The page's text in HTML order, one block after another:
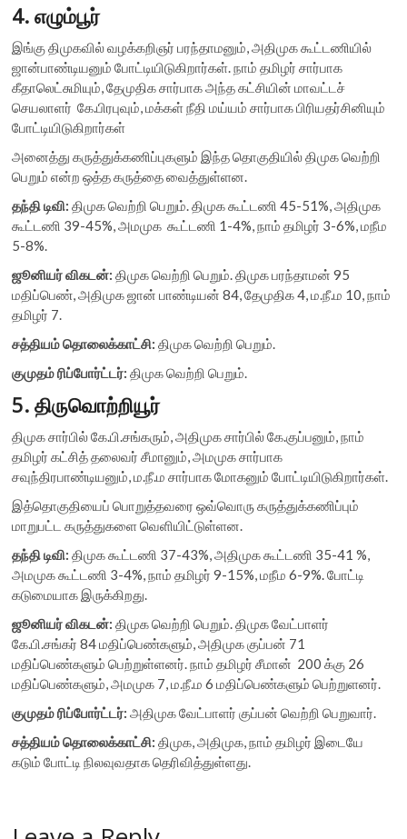
4.எழும்பூர்
இங்கு திமுகவில் வழக்கறிஞர் பரந்தாமனும், அதிமுக கூட்டணியில்
ஜான்பாண்டியனும் போட்டியிடுகிறார்கள். நாம் தமிழர் சார்பாக
கீதாலெட்சுமியும், தேமுதிக சார்பாக அந்த கட்சியின் மாவட்டச்
செயலாளர் கே.பிரபுவும், மக்கள் நீதி மய்யம் சார்பாக பிரியதர்சினியும்
போட்டியிடுகிறார்கள்
அனைத்து கருத்துக்கணிப்புகளும் இந்த தொகுதியில் திமுக வெற்றி
பெறும் என்ற ஒத்த கருத்தை வைத்துள்ளன.
தந்தி டிவி: திமுக வெற்றி பெறும். திமுக கூட்டணி 45-51%, அதிமுக
கூட்டணி 39-45%, அமமுக கூட்டணி 1-4%, நாம் தமிழர் 3-6%, மநீம
5-8%.
ஜூனியர் விகடன்:திமுக வெற்றி பெறும். திமுக பரந்தாமன் 95
மதிப்பெண், அதிமுக ஜான் பாண்டியன் 84, தேமுதிக 4, ம.நீ.ம 10, நாம்
தமிழர் 7.
சத்தியம் தொலைக்காட்சி: திமுக வெற்றி பெறும்.
குமுதம் ரிப்போர்ட்டர்: திமுக வெற்றி பெறும்.
5. திருவொற்றியூர்
திமுக சார்பில் கே.பி.சங்கரும், அதிமுக சார்பில் கே.குப்பனும், நாம்
தமிழர் கட்சித் தலைவர் சீமானும், அமமுக சார்பாக
சவுந்திரபாண்டியனும், ம.நீ.ம சார்பாக மோகனும் போட்டியிடுகிறார்கள்.
இத்தொகுதியைப் பொறுத்தவரை ஒவ்வொரு கருத்துக்கணிப்பும்
மாறுபட்ட கருத்துகளை வெளியிட்டுள்ளன.
தந்தி டிவி: திமுக கூட்டணி 37-43%, அதிமுக கூட்டணி 35-41 %,
அமமுக கூட்டணி 3-4%, நாம் தமிழர் 9-15%, மநீம 6-9%. போட்டி
கடுமையாக இருக்கிறது.
ஜூனியர் விகடன்:திமுக வெற்றி பெறும். திமுக வேட்பாளர்
கே.பி.சங்கர் 84 மதிப்பெண்களும், அதிமுக குப்பன் 71
மதிப்பெண்களும் பெற்றுள்ளனர். நாம் தமிழர் சீமான் 200 க்கு 26
மதிப்பெண்களும், அமமுக 7, ம.நீ.ம 6 மதிப்பெண்களும் பெற்றுளனர்.
குமுதம் ரிப்போர்ட்டர்:அதிமுக வேட்பாளர் குப்பன் வெற்றி பெறுவார்.
சத்தியம் தொலைக்காட்சி: திமுக, அதிமுக, நாம் தமிழர் இடையே
கடும் போட்டி நிலவுவதாக தெரிவித்துள்ளது.